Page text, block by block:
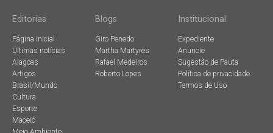
Editorias
Página inicial
Últimas notícias
Alagoas
Artigos
Brasil/Mundo
Cultura
Esporte
Maceió
Blogs
Giro Penedo
Martha Martyres
Rafael Medeiros
Roberto Lopes
Institucional
Expediente
Anuncie
Sugestão de Pauta
Política de privacidade
Termos de Uso